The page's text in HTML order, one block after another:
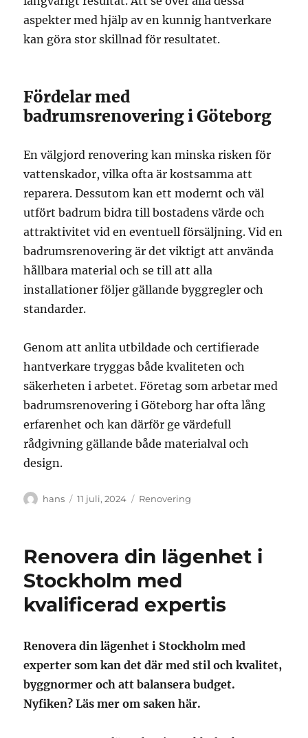
aspekter med hjälp av en kunnig hantverkare
kan göra stor skillnad för resultatet.
Fördelar med
badrumsrenovering i Göteborg
En välgjord renovering kan minska risken för
vattenskador, vilka ofta är kostsamma att
reparera. Dessutom kan ett modernt och väl
utfört badrum bidra till bostadens värde och
attraktivitet vid en eventuell försäljning. Vid en
badrumsrenovering är det viktigt att använda
hållbara material och se till att alla
installationer följer gällande byggregler och
standarder.
Genom att anlita utbildade och certifierade
hantverkare tryggas både kvaliteten och
säkerheten i arbetet. Företag som arbetar med
badrumsrenovering i Göteborg har ofta lång
erfarenhet och kan därför ge värdefull
rådgivning gällande både materialval och
design.
Författare
hans
Publicerat
11 juli, 2024 Kategorier
Renovering
Renovera din lägenhet i
Stockholm med
kvalificerad expertis
Renovera din lägenhet i Stockholm med
experter som kan det där med stil och kvalitet,
byggnormer och att balansera budget.
Nyfiken? Läs mer om saken här.